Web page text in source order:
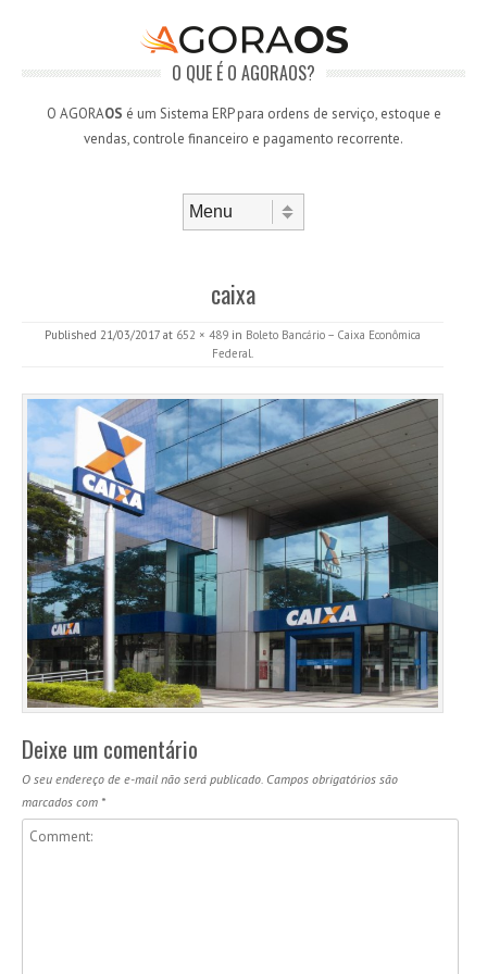
O QUE É O AGORAOS?
O AGORAOS é um Sistema ERP para ordens de serviço, estoque e
vendas, controle financeiro e pagamento recorrente.
caixa
Published 21/03/2017 at 652 × 489 in Boleto Bancário – Caixa Econômica
Federal.
Deixe um comentário
O seu endereço de e-mail não será publicado. Campos obrigatórios são
marcados com *